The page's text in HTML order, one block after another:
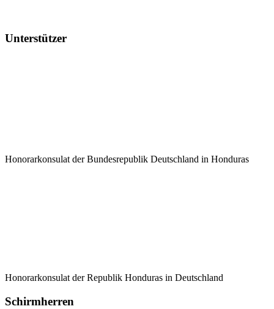
Unterstützer
Honorarkonsulat der Bundesrepublik Deutschland in Honduras
Honorarkonsulat der Republik Honduras in Deutschland
Schirmherren